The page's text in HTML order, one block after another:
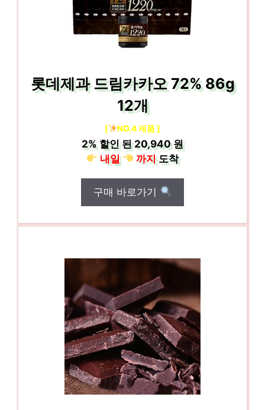
롯데제과 드림카카오 72% 86g
12개
[ NO.4 제품 ]
2% 할인 된20,940 원
내일
까지도착
구매 바로가기